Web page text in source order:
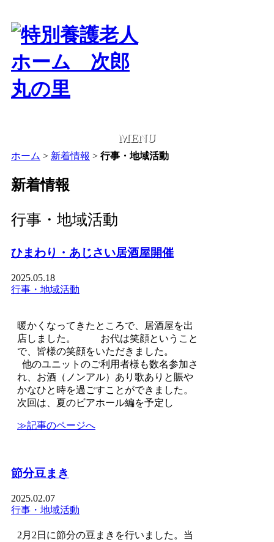
MENU
ホーム > 新着情報 > 行事・地域活動
新着情報
行事・地域活動
ひまわり・あじさい居酒屋開催
2025.05.18
行事・地域活動
暖かくなってきたところで、居酒屋を出
店しました。 お代は笑顔ということ
で、皆様の笑顔をいただきました。
他のユニットのご利用者様も数名参加さ
れ、お酒（ノンアル）あり歌ありと賑や
かなひと時を過ごすことができました。
次回は、夏のビアホール編を予定し
≫記事のページへ
節分豆まき
2025.02.07
行事・地域活動
2月2日に節分の豆まきを行いました。当